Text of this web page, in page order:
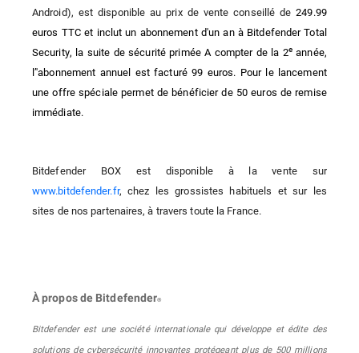
Android), est disponible au prix de vente conseillé de249.99
euros TTC et inclut un abonnement d'un an à Bitdefender Total
Security, la suite de sécurité primée A compter de la 2eannée,
l’'abonnement annuel est facturé 99 euros. Pour le lancement
une offre spéciale permet de bénéficier de 50 euros de remise
immédiate.
Bitdefender BOX est disponible à la vente sur
www.bitdefender.fr, chez les grossistes habituels et sur les
sites de nos partenaires, à travers toute la France.
À propos de Bitdefender®
Bitdefender est une société internationale qui développe et édite des
solutions de cybersécurité innovantes protégeant plus de 500 millions